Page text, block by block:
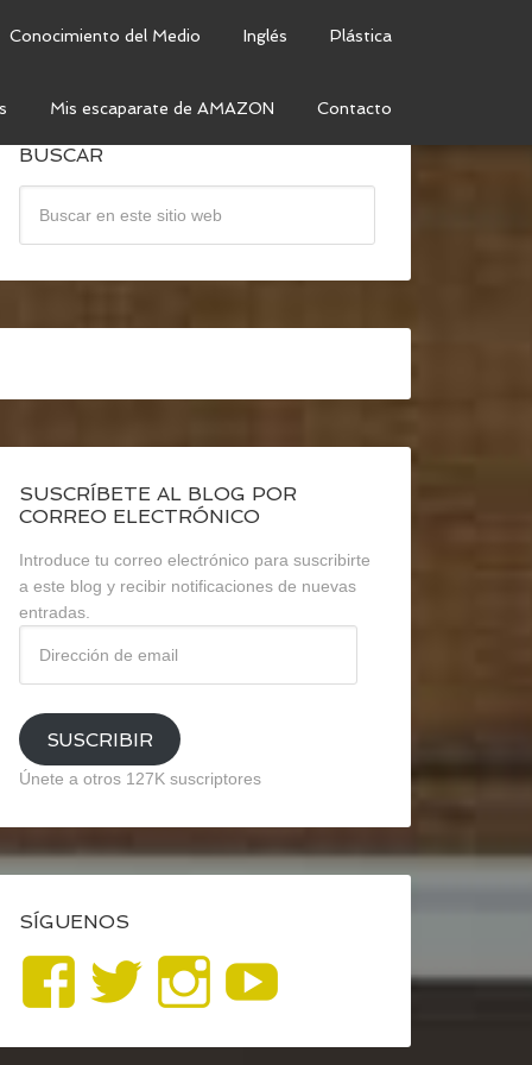
Conocimiento del Medio Inglés Plástica
Mis escaparate de AMAZON Contacto
BUSCAR
SUSCRÍBETE AL BLOG POR
CORREO ELECTRÓNICO
Introduce tu correo electrónico para suscribirte
a este blog y recibir notificaciones de nuevas
entradas.
email
SUSCRIBIR
Únete a otros 127K suscriptores
SÍGUENOS
Ver
perfil
Ver
perfil
Ver
perfil
YouTube